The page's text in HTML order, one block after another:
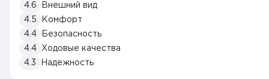
4.6
Внешний вид
4.5
Комфорт
4.4
Безопасность
4.4
Ходовые качества
4.3
Надежность